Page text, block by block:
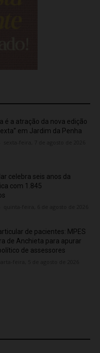
é a atração da nova edição
em Jardim da Penha
celebra seis anos da
com 1.845
de pacientes: MPES
de Anchieta para apurar
de assessores